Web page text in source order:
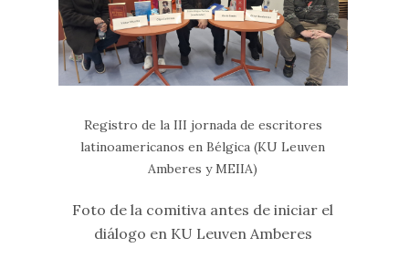
Registro de la III jornada de escritores
latinoamericanos en Bélgica (KU Leuven
Amberes y MEIIA)
Foto de la comitiva antes de iniciar el
diálogo en KU Leuven Amberes